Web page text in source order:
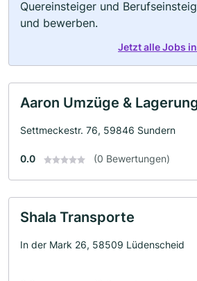
Quereinsteiger und
und bewerben.
Jetzt alle Jobs
Aaron Umzüge &
Settmeckestr. 76, 59846 Sundern
0.0 (0 Bewertungen)
Shala Transporte
In der Mark 26, 58509 Lüdenscheid